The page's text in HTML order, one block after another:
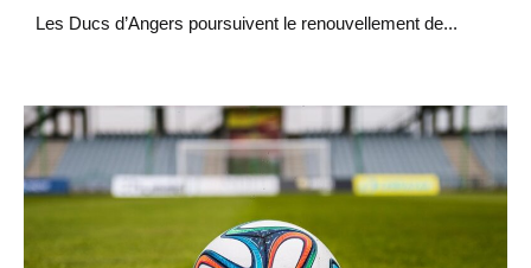
Les Ducs d’Angers poursuivent le renouvellement de...